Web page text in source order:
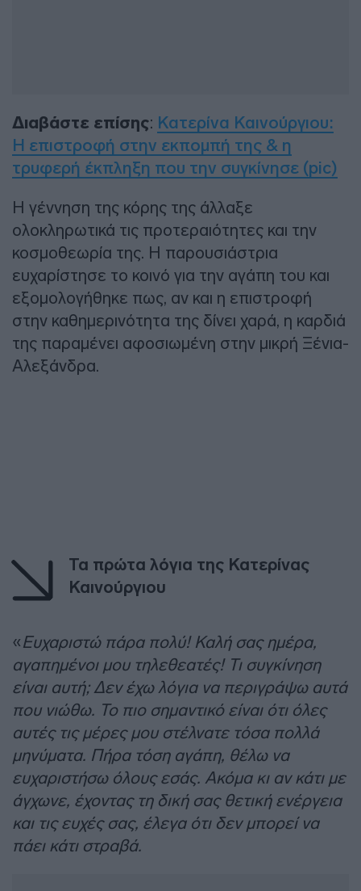
Διαβάστε επίσης: Κατερίνα Καινούργιου:
Η επιστροφή στην εκπομπή της & η
τρυφερή έκπληξη που την συγκίνησε (pic)
Η γέννηση της κόρης της άλλαξε
ολοκληρωτικά τις προτεραιότητες και την
κοσμοθεωρία της. Η παρουσιάστρια
ευχαρίστησε το κοινό για την αγάπη του και
εξομολογήθηκε πως, αν και η επιστροφή
στην καθημερινότητα της δίνει χαρά, η καρδιά
της παραμένει αφοσιωμένη στην μικρή Ξένια-
Αλεξάνδρα.
Τα πρώτα λόγια της Κατερίνας
Καινούργιου
«Ευχαριστώ πάρα πολύ! Καλή σας ημέρα,
αγαπημένοι μου τηλεθεατές! Τι συγκίνηση
είναι αυτή; Δεν έχω λόγια να περιγράψω αυτά
που νιώθω. Το πιο σημαντικό είναι ότι όλες
αυτές τις μέρες μου στέλνατε τόσα πολλά
μηνύματα. Πήρα τόση αγάπη, θέλω να
ευχαριστήσω όλους εσάς. Ακόμα κι αν κάτι με
άγχωνε, έχοντας τη δική σας θετική ενέργεια
και τις ευχές σας, έλεγα ότι δεν μπορεί να
πάει κάτι στραβά.